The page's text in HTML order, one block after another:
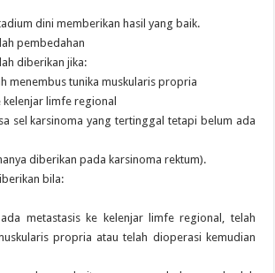
dini memberikan hasil yang baik.
pembedahan
diberikan jika:
menembus tunika muskularis propria
kelenjar limfe regional
sel karsinoma yang tertinggal tetapi belum ada
diberikan pada karsinoma rektum).
bila:
metastasis ke kelenjar limfe regional, telah
propria atau telah dioperasi kemudian